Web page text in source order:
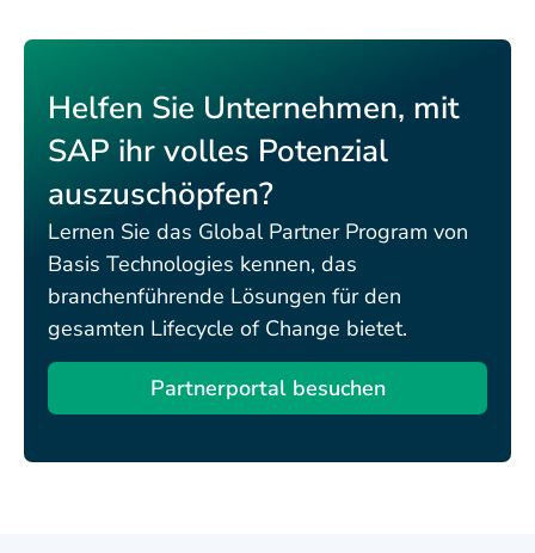
Helfen Sie Unternehmen, mit
SAP ihr volles Potenzial
auszuschöpfen?
Lernen Sie das Global Partner Program von
Basis Technologies kennen, das
branchenführende Lösungen für den
gesamten Lifecycle of Change bietet.
Partnerportal besuchen